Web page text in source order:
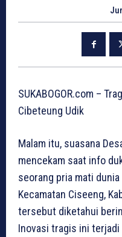
SUKABOGOR.com –
Cibeteung Udik
Malam itu, suasana
mencekam saat info
seorang pria mati
Kecamatan Ciseeng,
tersebut diketahui
Inovasi tragis ini terjadi